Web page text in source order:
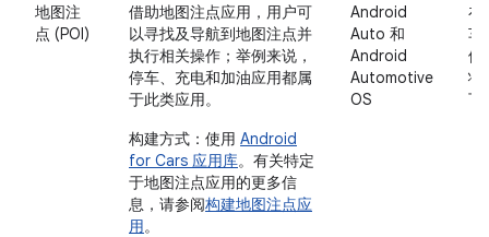
地图注
点 (POI)
借助地图注点应用，用户可
以寻找及导航到地图注点并
执行相关操作；举例来说，
停车、充电和加油应用都属
于此类应用。
构建方式：使用 Android
for Cars 应用库。有关特定
于地图注点应用的更多信
息，请参阅构建地图注点应
用。
Android
Auto 和
Android
Automotive
OS
在
车
停
状
下